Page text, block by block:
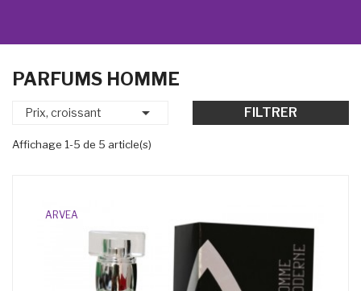
PARFUMS HOMME
Prix, croissant  FILTRER
Affichage 1-5 de 5 article(s)
ARVEA